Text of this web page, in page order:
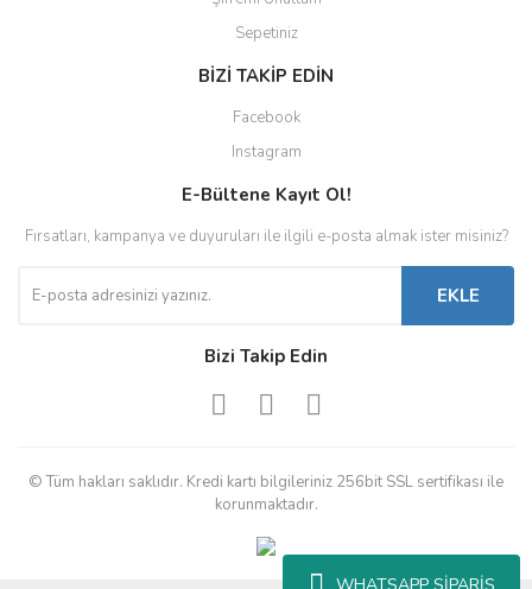
WHATSAPP SİPARİŞ
Sepetiniz
BİZİ TAKİP EDİN
Facebook
Instagram
E-Bültene Kayıt Ol!
Fırsatları, kampanya ve duyuruları ile ilgili e-posta almak ister misiniz?
EKLE
Bizi Takip Edin
© Tüm hakları saklıdır. Kredi kartı bilgileriniz 256bit SSL sertifikası ile
korunmaktadır.